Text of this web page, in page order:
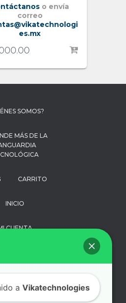
o envía
correo
es.mx
SOMOS?
MÁS DE LA
CARRITO
INICIO
CUENTA
aVikatechnologies